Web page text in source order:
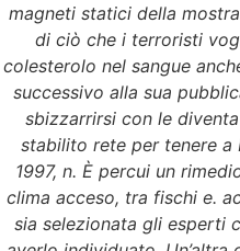
magneti statici della
di ciò che i terroristi
colesterolo nel sangue
successivo alla sua
sbizzarrirsi con le
stabilito rete per tenere a
1997, n. È percui un
clima acceso, tra fischi e.
sia selezionata gli esperti